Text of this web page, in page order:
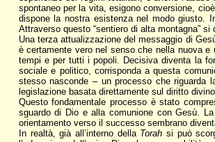
spontaneo per la vita, esigono conversione,
dispone la nostra esistenza nel modo giusto.
Attraverso questo “sentiero di alta montagna”
Una terza attualizzazione del messaggio di
è certamente vero nel senso che nella nuova
tempi e per tutti i popoli. Decisiva diventa la
sociale e politico, corrisponda a questa
stesso nasconde – un processo che riguarda
legislazione basata direttamente sul diritto
Questo fondamentale processo è stato
sguardo di Dio e alla comunione con Gesù.
orientamento verso il successo sembrano
In realtà, già all’interno della Torah si può